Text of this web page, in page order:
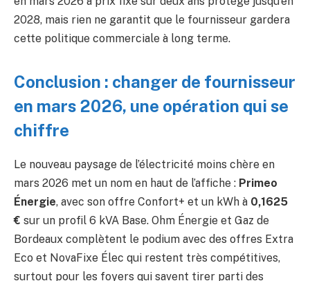
2028, mais rien ne garantit que le fournisseur gardera
cette politique commerciale à long terme.
Conclusion : changer de fournisseur
en mars 2026, une opération qui se
chiffre
Le nouveau paysage de l’électricité moins chère en
mars 2026 met un nom en haut de l’affiche : Primeo
Énergie, avec son offre Confort+ et un kWh à 0,1625
€ sur un profil 6 kVA Base. Ohm Énergie et Gaz de
Bordeaux complètent le podium avec des offres Extra
Eco et NovaFixe Élec qui restent très compétitives,
surtout pour les foyers qui savent tirer parti des